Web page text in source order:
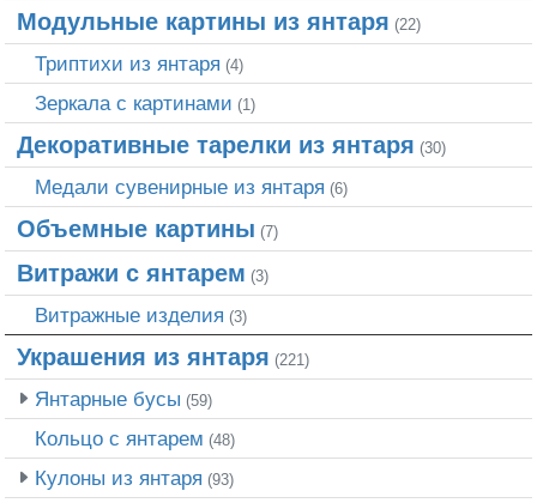
Модульные картины из янтаря (22)
Триптихи из янтаря (4)
Зеркала с картинами (1)
Декоративные тарелки из янтаря (30)
Медали сувенирные из янтаря (6)
Объемные картины (7)
Витражи с янтарем (3)
Витражные изделия (3)
Украшения из янтаря (221)
Янтарные бусы (59)
Кольцо с янтарем (48)
Кулоны из янтаря (93)